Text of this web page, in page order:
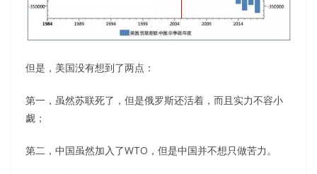
但是，美国没有想到了两点：
第一，虽然苏联死了，但是俄罗斯还活着，而且实力不容小
觑；
第二，中国虽然加入了WTO，但是中国并不想只做苦力。